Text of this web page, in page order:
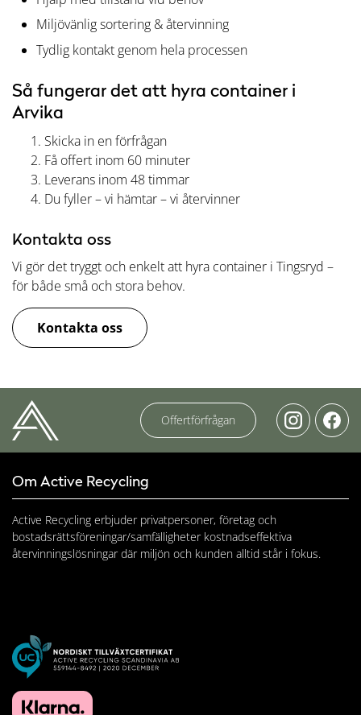
Miljövänlig sortering & återvinning
Tydlig kontakt genom hela processen
Så fungerar det att hyra container i
Arvika
Skicka in en förfrågan
Få offert inom 60 minuter
Leverans inom 48 timmar
Du fyller – vi hämtar – vi återvinner
Kontakta oss
Vi gör det tryggt och enkelt att hyra container i Tingsryd –
för både små och stora behov.
Kontakta oss
Offertförfrågan
Om Active Recycling
Active Recycling erbjuder privatpersoner, företag och
bostadsrättsföreningar/samfälligheter kostnadseffektiva
återvinningslösningar där miljön och kunden alltid står i fokus.